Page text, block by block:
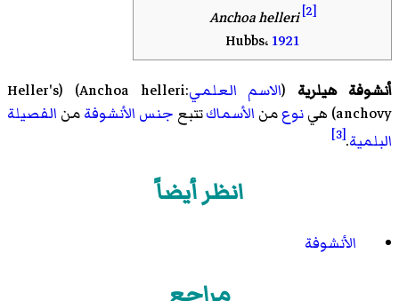
Anchoa helleri [2]
Hubbs،1921
أنشوفة هيلرية (الاسم العلمي:Anchoa helleri) (
Heller's
anchovy)‏ هينوعمن الأسماكتتبع جنس الأنشوفةمن الفصيلة
البلمية.
[3]
انظر أيضاً
الأنشوفة